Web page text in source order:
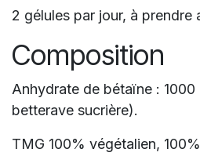
2 gélules par jour, à prendre
Composition
Anhydrate de bétaïne :
betterave sucrière).
TMG 100% végétalien,